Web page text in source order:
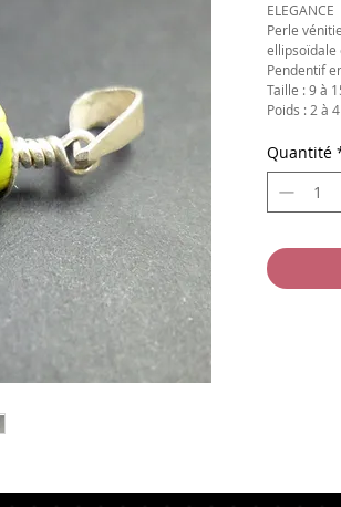
ELEGANCE
Perle
ellipsoïdale
Pendentif
Taille : 9 à
Poids : 2 à
Quantité